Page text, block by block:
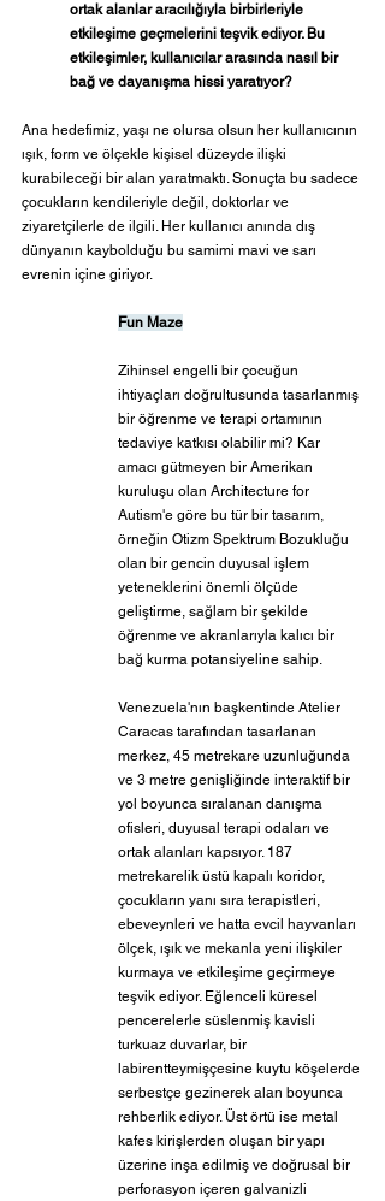
ortak alanlar aracılığıyla birbirleriyle
etkileşime geçmelerini teşvik ediyor. Bu
etkileşimler, kullanıcılar arasında nasıl bir
bağ ve dayanışma hissi yaratıyor?
Ana hedefimiz, yaşı ne olursa olsun her kullanıcının
ışık, form ve ölçekle kişisel düzeyde ilişki
kurabileceği bir alan yaratmaktı. Sonuçta bu sadece
çocukların kendileriyle değil, doktorlar ve
ziyaretçilerle de ilgili. Her kullanıcı anında dış
dünyanın kaybolduğu bu samimi mavi ve sarı
evrenin içine giriyor.
Fun Maze
Zihinsel engelli bir çocuğun
ihtiyaçları doğrultusunda tasarlanmış
bir öğrenme ve terapi ortamının
tedaviye katkısı olabilir mi? Kar
amacı gütmeyen bir Amerikan
kuruluşu olan Architecture for
Autism'e göre bu tür bir tasarım,
örneğin Otizm Spektrum Bozukluğu
olan bir gencin duyusal işlem
yeteneklerini önemli ölçüde
geliştirme, sağlam bir şekilde
öğrenme ve akranlarıyla kalıcı bir
bağ kurma potansiyeline sahip.
Venezuela'nın başkentinde Atelier
Caracas tarafından tasarlanan
merkez, 45 metrekare uzunluğunda
ve 3 metre genişliğinde interaktif bir
yol boyunca sıralanan danışma
ofisleri, duyusal terapi odaları ve
ortak alanları kapsıyor. 187
metrekarelik üstü kapalı koridor,
çocukların yanı sıra terapistleri,
ebeveynleri ve hatta evcil hayvanları
ölçek, ışık ve mekanla yeni ilişkiler
kurmaya ve etkileşime geçirmeye
teşvik ediyor. Eğlenceli küresel
pencerelerle süslenmiş kavisli
turkuaz duvarlar, bir
labirentteymişçesine kuytu köşelerde
serbestçe gezinerek alan boyunca
rehberlik ediyor. Üst örtü ise metal
kafes kirişlerden oluşan bir yapı
üzerine inşa edilmiş ve doğrusal bir
perforasyon içeren galvanizli